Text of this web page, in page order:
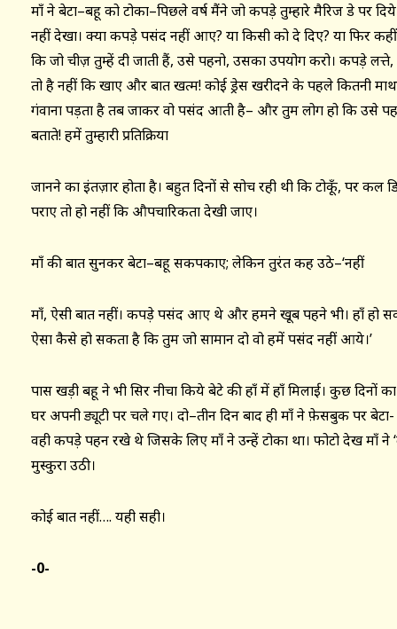
माँ ने बेटा–बहू को टोका–पिछले वर्ष मैंने जो कपड़े तुम्हारे मैरिज डे पर
नहीं देखा। क्या कपड़े पसंद नहीं आए? या किसी को दे दिए? या फिर
कि जो चीज़ तुम्हें दी जाती हैं, उसे पहनो, उसका उपयोग करो। कपड़े लत्ते,
तो है नहीं कि खाए और बात खत्म! कोई ड्रेस खरीदने के पहले कितनी
गंवाना पड़ता है तब जाकर वो पसंद आती है– और तुम लोग हो कि उसे
बताते! हमें तुम्हारी प्रतिक्रिया
जानने का इंतज़ार होता है। बहुत दिनों से सोच रही थी कि टोकूँ, पर कल
पराए तो हो नहीं कि औपचारिकता देखी जाए।
माँ की बात सुनकर बेटा–बहू सकपकाए; लेकिन तुरंत कह उठे–‘नहीं
माँ, ऐसी बात नहीं। कपड़े पसंद आए थे और हमने खूब पहने भी। हाँ हो
ऐसा कैसे हो सकता है कि तुम जो सामान दो वो हमें पसंद नहीं आये।’
पास खड़ी बहू ने भी सिर नीचा किये बेटे की हाँ में हाँ मिलाई। कुछ
घर अपनी ड्यूटी पर चले गए। दो–तीन दिन बाद ही माँ ने फ़ेसबुक पर
वही कपड़े पहन रखे थे जिसके लिए माँ ने उन्हें टोका था। फोटो देख माँ ने
मुस्कुरा उठी।
कोई बात नहीं…. यही सही।
-0-